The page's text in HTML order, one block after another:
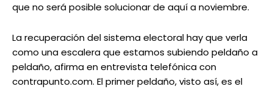
que no será posible solucionar de aquí a noviembre.
La recuperación del sistema electoral hay que verla
como una escalera que estamos subiendo peldaño a
peldaño, afirma en entrevista telefónica con
contrapunto.com. El primer peldaño, visto así, es el